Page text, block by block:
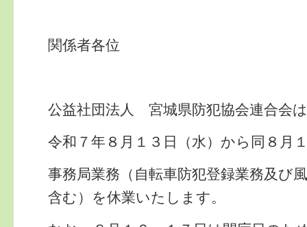
関係者各位
公益社団法人 宮城県防犯協会連合会
令和７年８月１３日（水）から同８月
事務局業務（自転車防犯登録業務及び
含む）を休業いたします。